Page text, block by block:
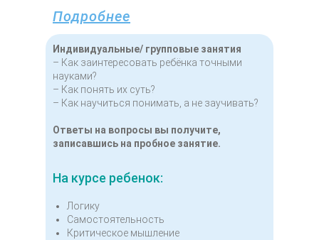
На курсе ребенок:
Логику
Самостоятельность
Критическое мышление
Индивидуальные/ групповые занятия
– Как заинтересовать ребёнка точными
науками?
– Как понять их суть?
– Как научиться понимать, а не заучивать?
Ответы на вопросы вы получите,
записавшись на пробное занятие.
Подробнее